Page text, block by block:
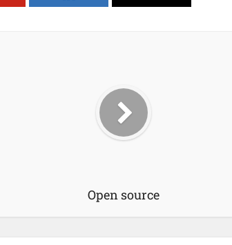
Open source